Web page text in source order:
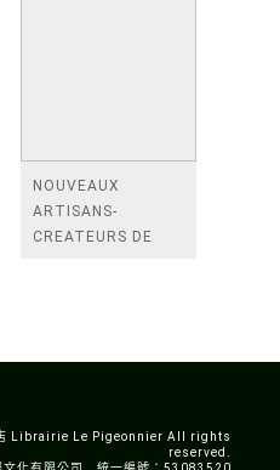
NOUVEAUX
ARTISANS-
CREATEURS DE
Librairie Le Pigeonnier All rights
reserved.